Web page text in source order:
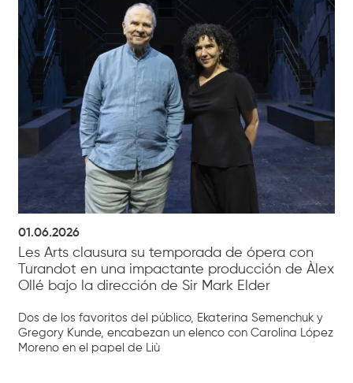
01.06.2026
Les Arts clausura su temporada de ópera con
Turandot en una impactante producción de Àlex
Ollé bajo la dirección de Sir Mark Elder
Dos de los favoritos del público, Ekaterina Semenchuk y
Gregory Kunde, encabezan un elenco con Carolina López
Moreno en el papel de Liù